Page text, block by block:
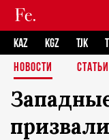
KAZ KGZ TJK
НОВОСТИ
СТАТЬИ